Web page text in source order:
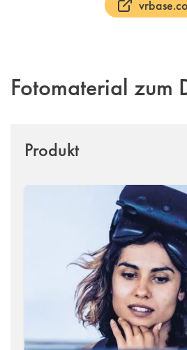
Fotomaterial zum
Produkt